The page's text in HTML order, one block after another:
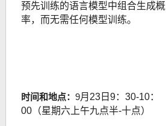
预先训练的语言模型中组合生成概
率，而无需任何模型训练。
时间和地点： 9月23日 9：30-10：
00（星期六上午九点半-十点）